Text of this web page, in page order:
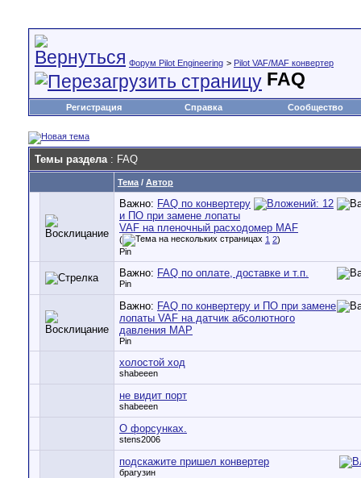
Форум Pilot Engineering > Pilot VAF/MAF конвертер
FAQ
Регистрация Справка Сообщество
Темы раздела: FAQ
Тема / Автор
Важно: FAQ по конвертеру
и ПО при замене лопаты
VAF на пленочный расходомер MAF
( 1 2)
Pin
Важно: FAQ по оплате, доставке и т.п.
Pin
Важно: FAQ по конвертеру и ПО при замене
лопаты VAF на датчик абсолютного
давления MAP
Pin
холостой ход
shabeeen
не видит порт
shabeeen
О форсунках.
stens2006
подскажите пришел конвертер
брагузин